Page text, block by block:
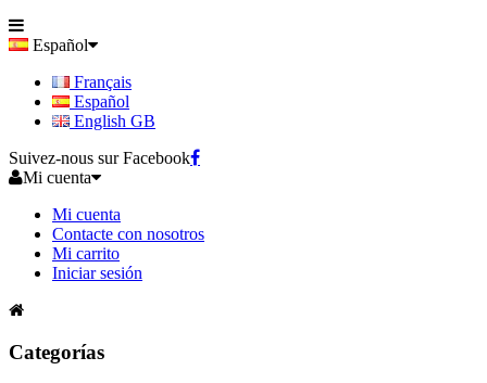
Español
Français
Español
English GB
Suivez-nous sur Facebook
Mi cuenta
Mi cuenta
Contacte con nosotros
Mi carrito
Iniciar sesión
Categorías